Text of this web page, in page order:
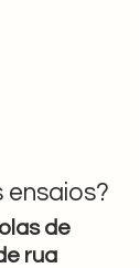
ensaios?
de
rua